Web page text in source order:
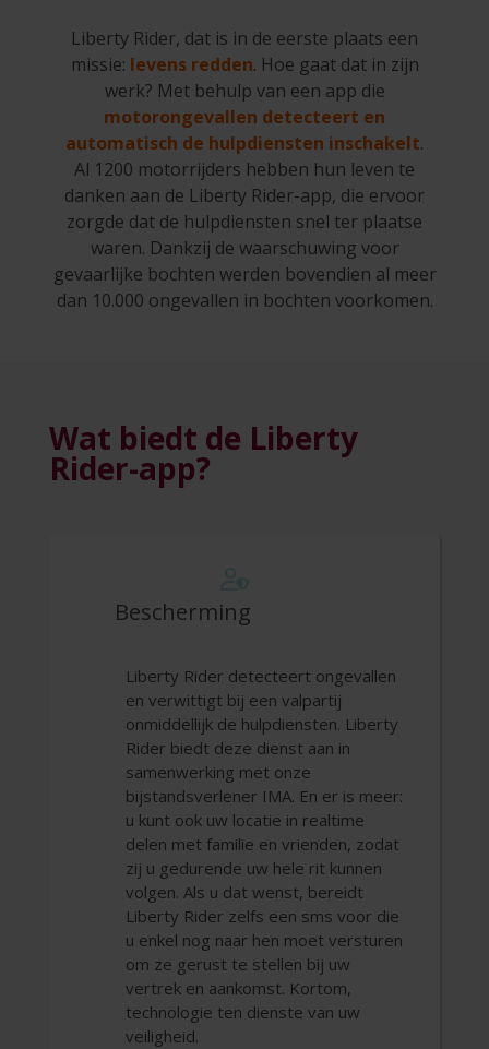
Liberty Rider, dat is in de eerste plaats een
missie: levens redden. Hoe gaat dat in zijn
werk? Met behulp van een app die
motorongevallen detecteert en
automatisch de hulpdiensten inschakelt.
Al 1200 motorrijders hebben hun leven te
danken aan de Liberty Rider-app, die ervoor
zorgde dat de hulpdiensten snel ter plaatse
waren. Dankzij de waarschuwing voor
gevaarlijke bochten werden bovendien al meer
dan 10.000 ongevallen in bochten voorkomen.
Wat biedt de Liberty
Rider-app?
Bescherming
Liberty Rider detecteert ongevallen
en verwittigt bij een valpartij
onmiddellijk de hulpdiensten. Liberty
Rider biedt deze dienst aan in
samenwerking met onze
bijstandsverlener IMA. En er is meer:
u kunt ook uw locatie in realtime
delen met familie en vrienden, zodat
zij u gedurende uw hele rit kunnen
volgen. Als u dat wenst, bereidt
Liberty Rider zelfs een sms voor die
u enkel nog naar hen moet versturen
om ze gerust te stellen bij uw
vertrek en aankomst. Kortom,
technologie ten dienste van uw
veiligheid.